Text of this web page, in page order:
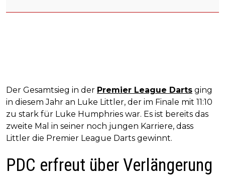
Der Gesamtsieg in der Premier League Darts ging
in diesem Jahr an Luke Littler, der im Finale mit 11:10
zu stark für Luke Humphries war. Es ist bereits das
zweite Mal in seiner noch jungen Karriere, dass
Littler die Premier League Darts gewinnt.
PDC erfreut über Verlängerung